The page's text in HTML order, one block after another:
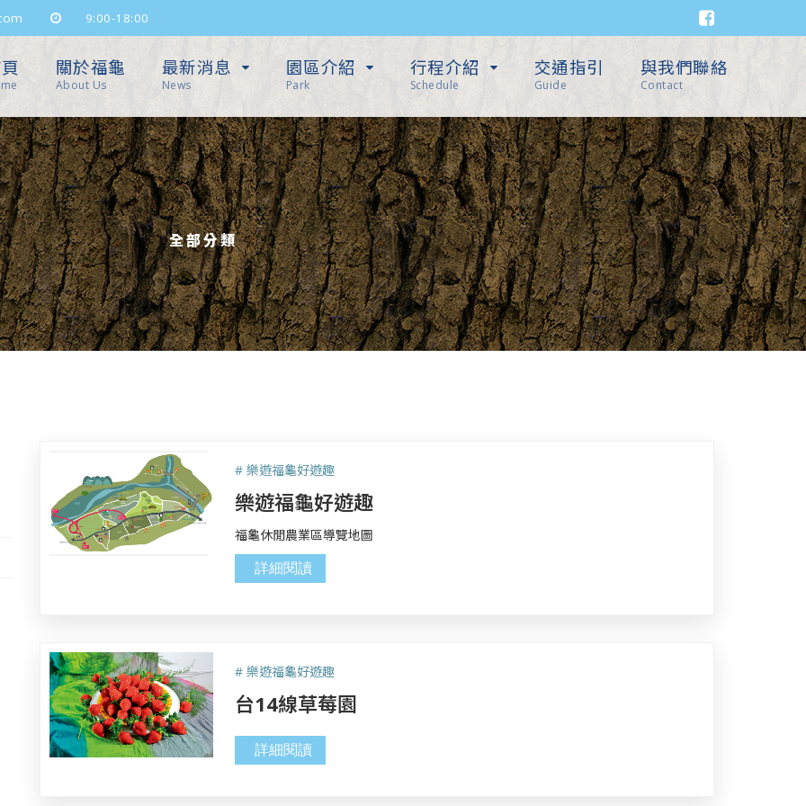
9:00-18:00
關於福龜
About Us
最新消息
News
園區介紹
Park
行程介紹
Schedule
交通指引
Guide
與我們聯絡
Contact
全部分類
# 樂遊福龜好遊趣
樂遊福龜好遊趣
福龜休閒農業區導覽地圖
詳細閱讀
# 樂遊福龜好遊趣
台14線草莓園
詳細閱讀